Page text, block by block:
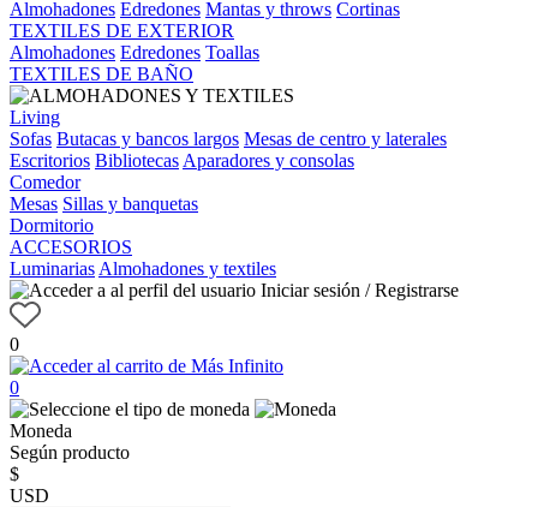
Almohadones Edredones Mantas y throws Cortinas
TEXTILES DE EXTERIOR
Almohadones Edredones Toallas
TEXTILES DE BAÑO
Living
Sofas Butacas y bancos largos Mesas de centro y laterales
Escritorios Bibliotecas Aparadores y consolas
Comedor
Mesas Sillas y banquetas
Dormitorio
ACCESORIOS
Luminarias Almohadones y textiles
Iniciar sesión / Registrarse
0
0
Moneda
Según producto
$
USD